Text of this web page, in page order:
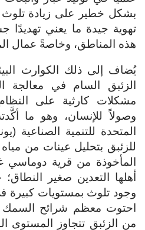
بشكل خطير على زيادة تلوث
تهوية جيدة ما يعني
هذه المناطق، وخاصةً عمال
يُضاف إلى ذلك الكوارث
الزئبق السام في معالجة
مشكلات كارثية على
وصولاً للإنسان، وهو ما
المتحدة للتنمية الصناعية
للزئبق بتحليل عينات من مياه
المأخوذة من قرية دوماسي
أهلها التعدين صغير
وجود تلوث بمستويات كبيرة
احتوت معظم شرائح السمك
من الزئبق تتجاوز المستوى